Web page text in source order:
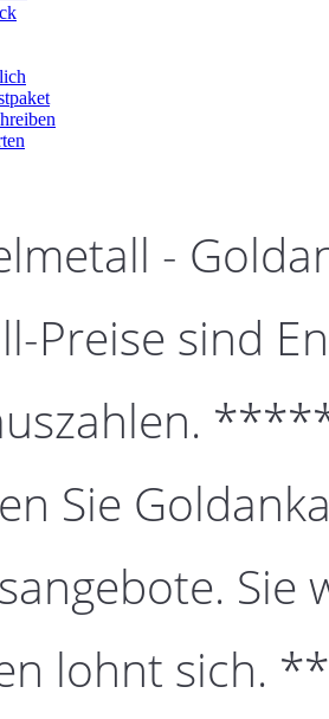
-
Preise sind
Sie
Sie
lohnt sich.